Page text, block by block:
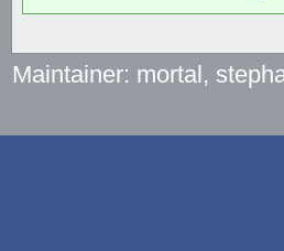
Maintainer: mortal,